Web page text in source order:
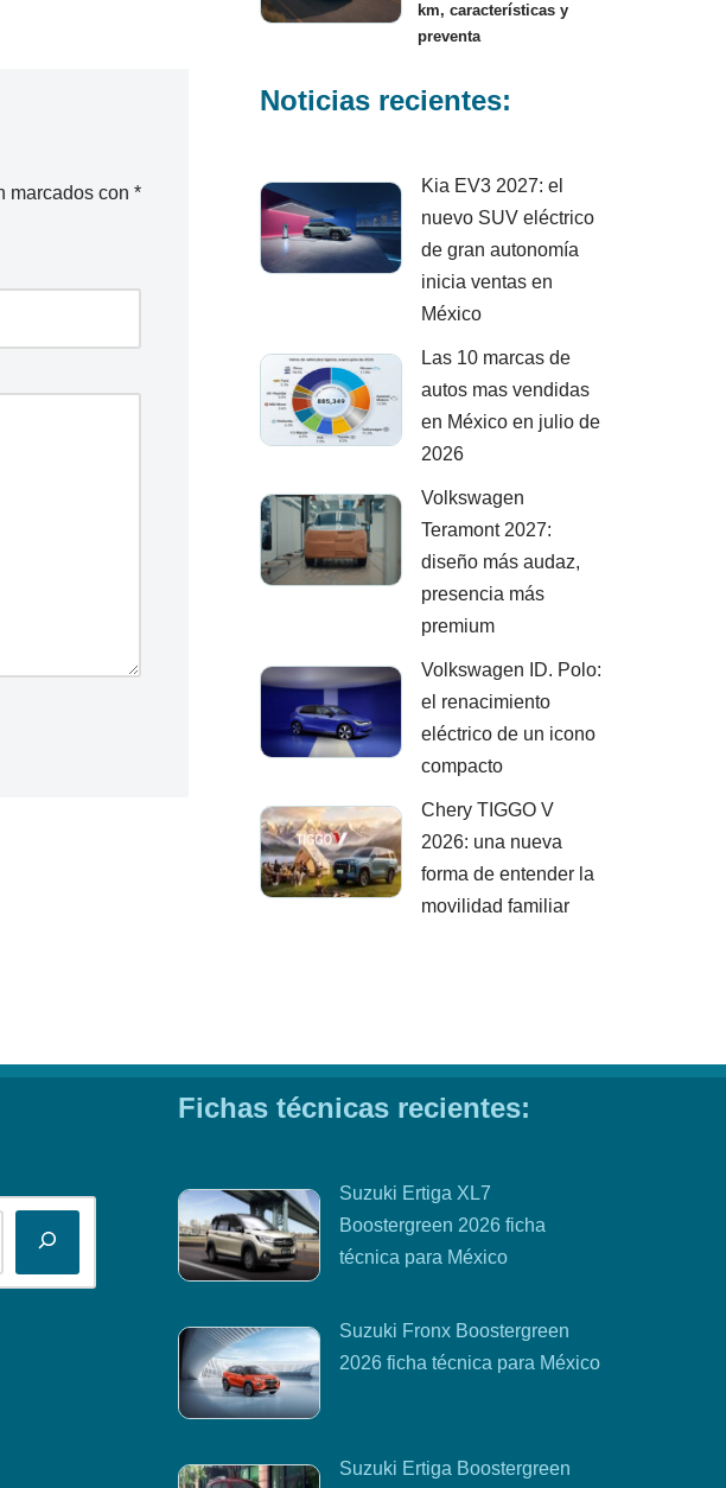
marcados con *
km, características y
preventa
Noticias recientes:
Kia EV3 2027: el
nuevo SUV eléctrico
de gran autonomía
inicia ventas en
México
Las 10 marcas de
autos mas vendidas
en México en julio de
2026
Volkswagen
Teramont 2027:
diseño más audaz,
presencia más
premium
Volkswagen ID. Polo:
el renacimiento
eléctrico de un icono
compacto
Chery TIGGO V
2026: una nueva
forma de entender la
movilidad familiar
Fichas técnicas recientes:
Suzuki Ertiga XL7
Boostergreen 2026 ficha
técnica para México
Suzuki Fronx Boostergreen
2026 ficha técnica para México
Suzuki Ertiga Boostergreen